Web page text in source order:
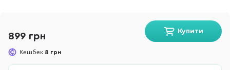
899 грн
Кешбек 8 грн
Купити